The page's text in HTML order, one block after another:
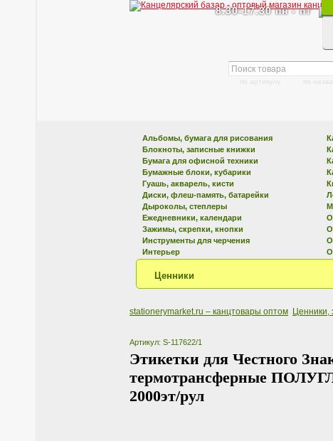
8.30-17.30 пн - пт
Альбомы, бумага для рисования
Блокноты, записные книжки
Бумага для офисной техники
Бумажные блоки, кубарики
Гуашь, акварель, кисти
Диски, флеш-память, батарейки
Дыроколы, степлеры
Ежедневники, календари
Зажимы, скрепки, кнопки
Инструменты для черчения
Интерьер
Ценники
stationerymarket.ru – канцтовары оптом Ценники,
Артикул: S-117622/1
Этикетки для Честного
термотрансферные
2000эт/рул